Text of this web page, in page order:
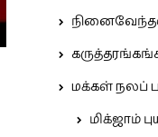
மக்கள் நலப்
மிக்ஜாம்